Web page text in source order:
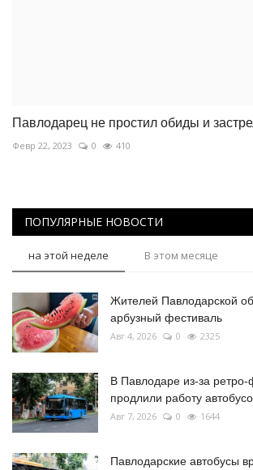
Павлодарец не простил обиды и
Февр 22, 2023 0 410
ПОПУЛЯРНЫЕ НОВОСТИ
на этой неделе В этом месяце
Жителей Павлодарской
арбузный фестиваль
Авг 4, 2026 0 2325
В Павлодаре из-за ретро-
продлили работу
Авг 7, 2026 0 1644
Павлодарские автобусы